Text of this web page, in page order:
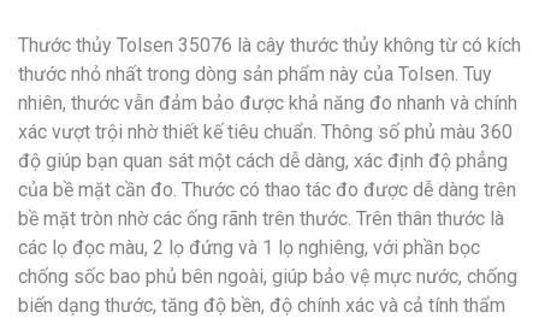
Thước thủy Tolsen 35076 là cây thước thủy không từ có kích
thước nhỏ nhất trong dòng sản phẩm này của Tolsen. Tuy
nhiên, thước vẫn đảm bảo được khả năng đo nhanh và chính
xác vượt trội nhờ thiết kế tiêu chuẩn. Thông số phủ màu 360
độ giúp bạn quan sát một cách dễ dàng, xác định độ phẳng
của bề mặt cần đo. Thước có thao tác đo được dễ dàng trên
bề mặt tròn nhờ các ống rãnh trên thước. Trên thân thước là
các lọ đọc màu, 2 lọ đứng và 1 lọ nghiêng, với phần bọc
chống sốc bao phủ bên ngoài, giúp bảo vệ mực nước, chống
biến dạng thước, tăng độ bền, độ chính xác và cả tính thẩm